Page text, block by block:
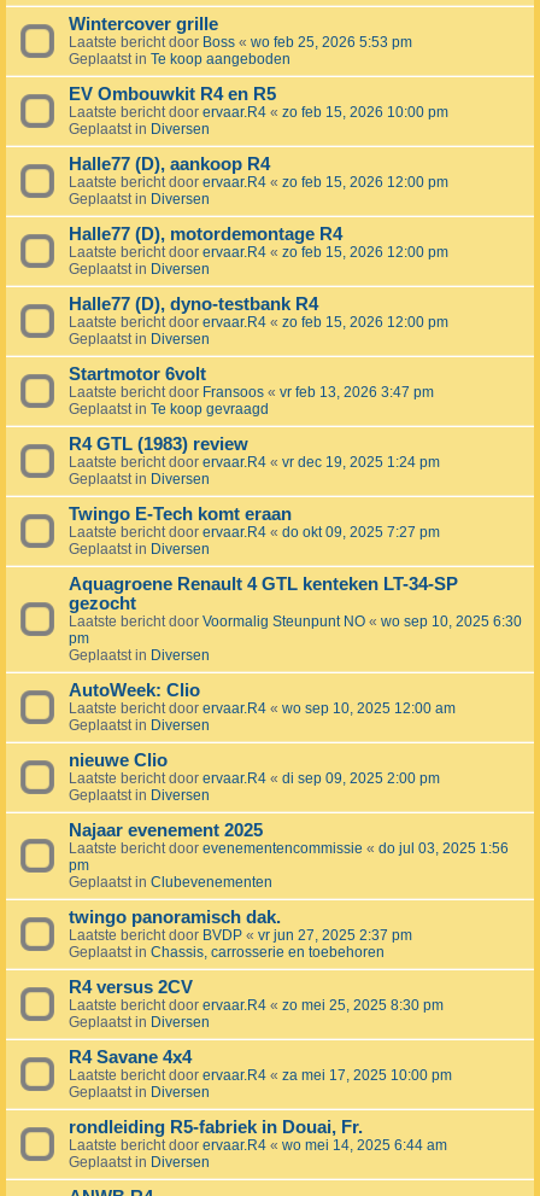
Wintercover grille
Laatste bericht door Boss « wo feb 25, 2026 5:53 pm
Geplaatst in Te koop aangeboden
EV Ombouwkit R4 en R5
Laatste bericht door ervaar.R4 « zo feb 15, 2026 10:00 pm
Geplaatst in Diversen
Halle77 (D), aankoop R4
Laatste bericht door ervaar.R4 « zo feb 15, 2026 12:00 pm
Geplaatst in Diversen
Halle77 (D), motordemontage R4
Laatste bericht door ervaar.R4 « zo feb 15, 2026 12:00 pm
Geplaatst in Diversen
Halle77 (D), dyno-testbank R4
Laatste bericht door ervaar.R4 « zo feb 15, 2026 12:00 pm
Geplaatst in Diversen
Startmotor 6volt
Laatste bericht door Fransoos « vr feb 13, 2026 3:47 pm
Geplaatst in Te koop gevraagd
R4 GTL (1983) review
Laatste bericht door ervaar.R4 « vr dec 19, 2025 1:24 pm
Geplaatst in Diversen
Twingo E-Tech komt eraan
Laatste bericht door ervaar.R4 « do okt 09, 2025 7:27 pm
Geplaatst in Diversen
Aquagroene Renault 4 GTL kenteken LT-34-SP
gezocht
Laatste bericht door Voormalig Steunpunt NO « wo sep 10, 2025 6:30
pm
Geplaatst in Diversen
AutoWeek: Clio
Laatste bericht door ervaar.R4 « wo sep 10, 2025 12:00 am
Geplaatst in Diversen
nieuwe Clio
Laatste bericht door ervaar.R4 « di sep 09, 2025 2:00 pm
Geplaatst in Diversen
Najaar evenement 2025
Laatste bericht door evenementencommissie « do jul 03, 2025 1:56
pm
Geplaatst in Clubevenementen
twingo panoramisch dak.
Laatste bericht door BVDP « vr jun 27, 2025 2:37 pm
Geplaatst in Chassis, carrosserie en toebehoren
R4 versus 2CV
Laatste bericht door ervaar.R4 « zo mei 25, 2025 8:30 pm
Geplaatst in Diversen
R4 Savane 4x4
Laatste bericht door ervaar.R4 « za mei 17, 2025 10:00 pm
Geplaatst in Diversen
rondleiding R5-fabriek in Douai, Fr.
Laatste bericht door ervaar.R4 « wo mei 14, 2025 6:44 am
Geplaatst in Diversen